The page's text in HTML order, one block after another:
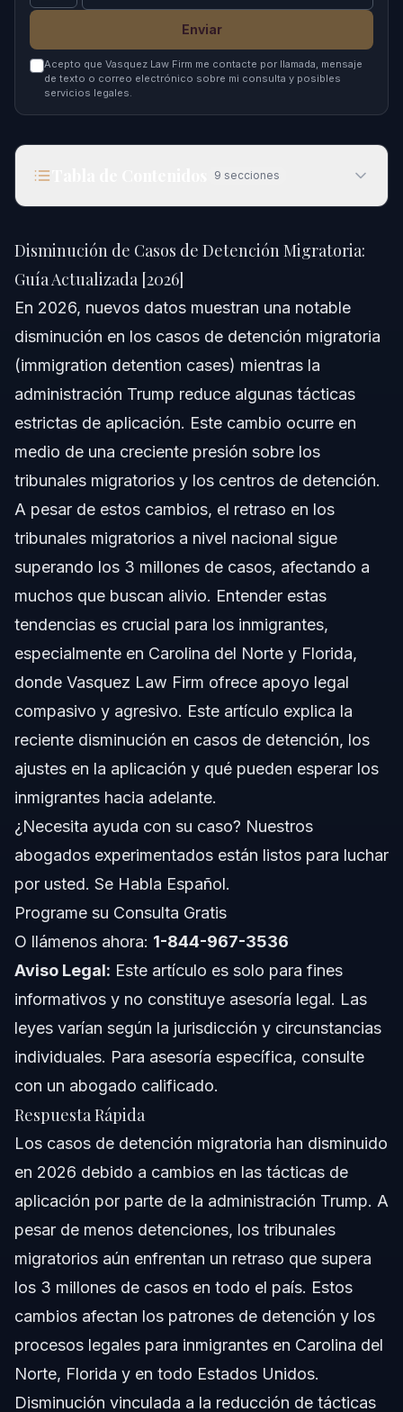
Enviar
Acepto que Vasquez Law Firm me contacte por llamada, mensaje
de texto o correo electrónico sobre mi consulta y posibles
servicios legales.
9 secciones
Respuesta Rápida
Entendiendo la Disminución en Casos de
Detención Migratoria
Factores Detrás de la Disminución
Aspectos Destacados de los Datos
Implicaciones para los Inmigrantes
Cambios Clave en las Tácticas de Aplicación
Cuotas de ICE y su Impacto
Cómo los Cambios en la Aplicación Afectan a
Residentes Legales
Alternativas a la Detención
Impacto del Retraso en los Tribunales Migratorios
Desafíos del Retraso
Efectos del Retraso en Carolina del Norte y Florida
Lo Que Esto Significa para Inmigrantes en
Carolina del Norte y Florida
Consideraciones Clave para Inmigrantes
Apoyo Legal y Emocional
Preguntas Frecuentes
¿Está ICE deteniendo a titulares de tarjetas verdes en
¿Qué porcentaje de detenidos por ICE son residentes
legales?
¿Corren riesgo de deportación los beneficiarios de
¿Cuántas personas ha detenido ICE en 2026?
¿Qué estados tienen las leyes de inmigración más
estrictas en 2026?
¿Pueden deportar a los titulares de tarjetas verdes sin
motivo?
¿Cómo afecta el retraso en los tribunales de
deportaciones de ICE en 2026?
Sobre Vasquez Law Firm
Disminución de Casos de Detención Migratoria:
Guía Actualizada [2026]
En 2026, nuevos datos muestran una notable
disminución en los casos de detención migratoria
(immigration detention cases) mientras la
administración Trump reduce algunas tácticas
estrictas de aplicación. Este cambio ocurre en
medio de una creciente presión sobre los
tribunales migratorios y los centros de detención.
A pesar de estos cambios, el retraso en los
tribunales migratorios a nivel nacional sigue
superando los 3 millones de casos, afectando a
muchos que buscan alivio. Entender estas
tendencias es crucial para los inmigrantes,
especialmente en Carolina del Norte y Florida,
donde Vasquez Law Firm ofrece apoyo legal
compasivo y agresivo. Este artículo explica la
reciente disminución en casos de detención, los
ajustes en la aplicación y qué pueden esperar los
inmigrantes hacia adelante.
¿Necesita ayuda con su caso? Nuestros
abogados experimentados están listos para luchar
por usted. Se Habla Español.
Programe su Consulta Gratis
O llámenos ahora: 1-844-967-3536
Aviso Legal: Este artículo es solo para fines
informativos y no constituye asesoría legal. Las
leyes varían según la jurisdicción y circunstancias
individuales. Para asesoría específica, consulte
con un abogado calificado.
Respuesta Rápida
Los casos de detención migratoria han disminuido
en 2026 debido a cambios en las tácticas de
aplicación por parte de la administración Trump. A
pesar de menos detenciones, los tribunales
migratorios aún enfrentan un retraso que supera
los 3 millones de casos en todo el país. Estos
cambios afectan los patrones de detención y los
procesos legales para inmigrantes en Carolina del
Norte, Florida y en todo Estados Unidos.
Disminución vinculada a la reducción de tácticas